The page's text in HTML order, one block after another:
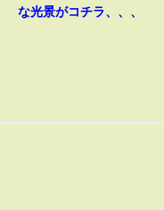
な光景がコチラ、、、